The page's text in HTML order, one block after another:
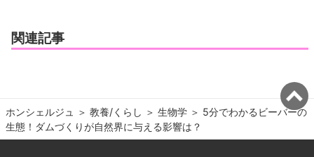
関連記事
ホンシェルジュ ＞ 教養/くらし ＞ 生物学 ＞ 5分でわかるビーバーの
生態！ダムづくりが自然界に与える影響は？